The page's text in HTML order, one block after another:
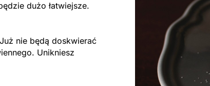
dużo łatwiejsze.
nie będą doskwierać
Unikniesz